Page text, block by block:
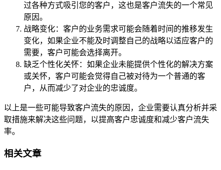
过各种方式吸引您的客户，这也是客户流失的一个常见
原因。
战略变化：客户的业务需求可能会随着时间的推移发生
变化，如果企业不能及时调整自己的战略以适应客户的
需要，客户可能会选择离开。
缺乏个性化关怀：如果企业未能提供个性化的解决方案
或关怀，客户可能会觉得自己被对待为一个普通的客
户，从而减少了对企业的忠诚度。
以上是一些可能导致客户流失的原因，企业需要认真分析并采
取措施来解决这些问题，以提高客户忠诚度和减少客户流失
率。
相关文章